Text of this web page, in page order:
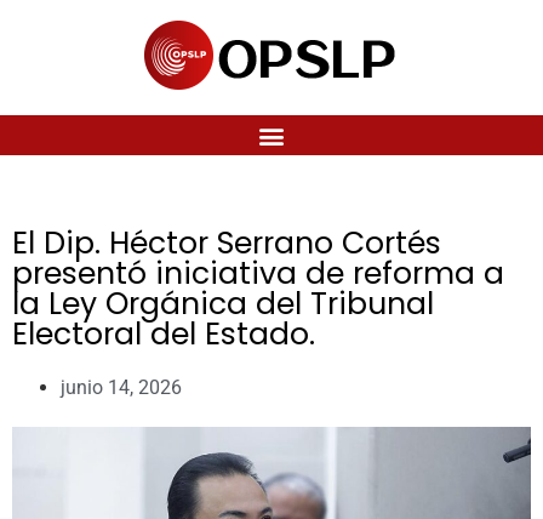
El Dip. Héctor Serrano Cortés
presentó iniciativa de reforma a
la Ley Orgánica del Tribunal
Electoral del Estado.
junio 14, 2026